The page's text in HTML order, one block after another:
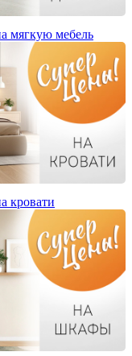
мягкую мебель
кровати